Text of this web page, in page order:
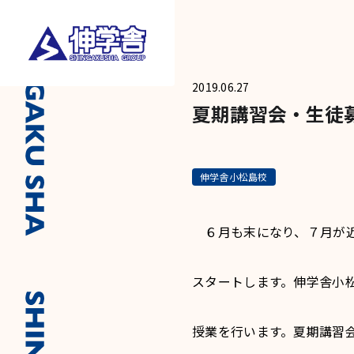
2019.06.27
夏期講習会・生徒
伸学舎小松島校
６月も末になり、７月が
スタートします。伸学舎小
授業を行います。夏期講習